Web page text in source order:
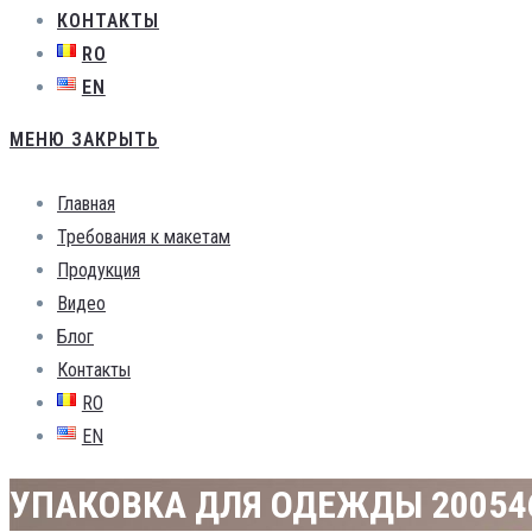
КОНТАКТЫ
RO
EN
МЕНЮ ЗАКРЫТЬ
Главная
Требования к макетам
Продукция
Видео
Блог
Контакты
RO
EN
УПАКОВКА ДЛЯ ОДЕЖДЫ